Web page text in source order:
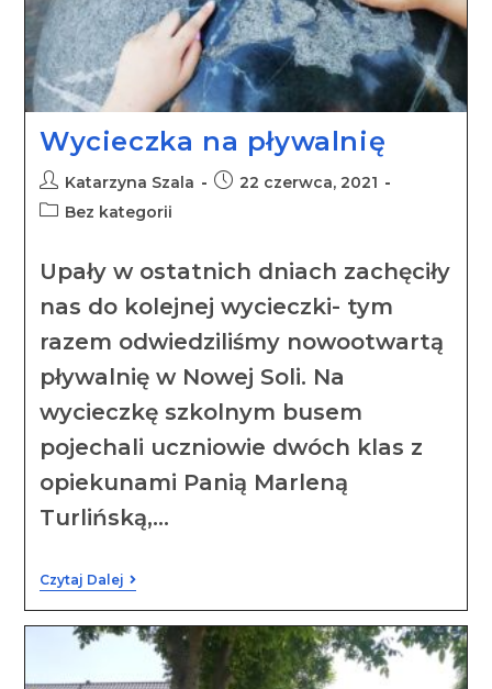
Wycieczka na pływalnię
Katarzyna Szala
22 czerwca, 2021
Bez kategorii
Upały w ostatnich dniach zachęciły
nas do kolejnej wycieczki- tym
razem odwiedziliśmy nowootwartą
pływalnię w Nowej Soli. Na
wycieczkę szkolnym busem
pojechali uczniowie dwóch klas z
opiekunami Panią Marleną
Turlińską,…
Czytaj Dalej